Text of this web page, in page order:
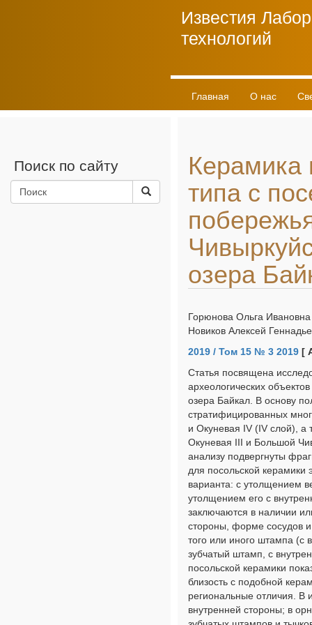
Известия
технологий
Главная О нас
Поиск по сайту
Керамика
типа с
озера
Горюнова Ольга
Новиков Алексей
2019 / Том 15 № 3 2019 [
Статья посвящена
археологических
озера Байкал. В основу
стратифицированных
и Окуневая IV (IV слой), а
Окуневая III и Большой
анализу подвергнуты
для посольской керамики
варианта: с утолщением
утолщением его с
заключаются в наличии
стороны, форме сосудов
того или иного штампа
зубчатый штамп, с
посольской керамики
близость с подобной
региональные отличия. В
внутренней стороны; в